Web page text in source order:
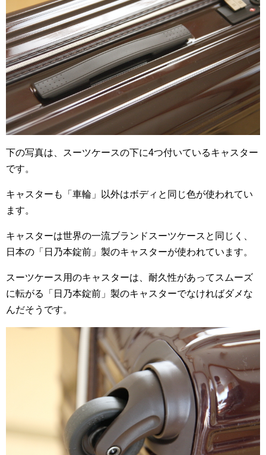
下の写真は、スーツケースの下に4つ付いているキャスター
です。
キャスターも「車輪」以外はボディと同じ色が使われてい
ます。
キャスターは世界の一流ブランドスーツケースと同じく、
日本の「日乃本錠前」製のキャスターが使われています。
スーツケース用のキャスターは、耐久性があってスムーズ
に転がる「日乃本錠前」製のキャスターでなければダメな
んだそうです。